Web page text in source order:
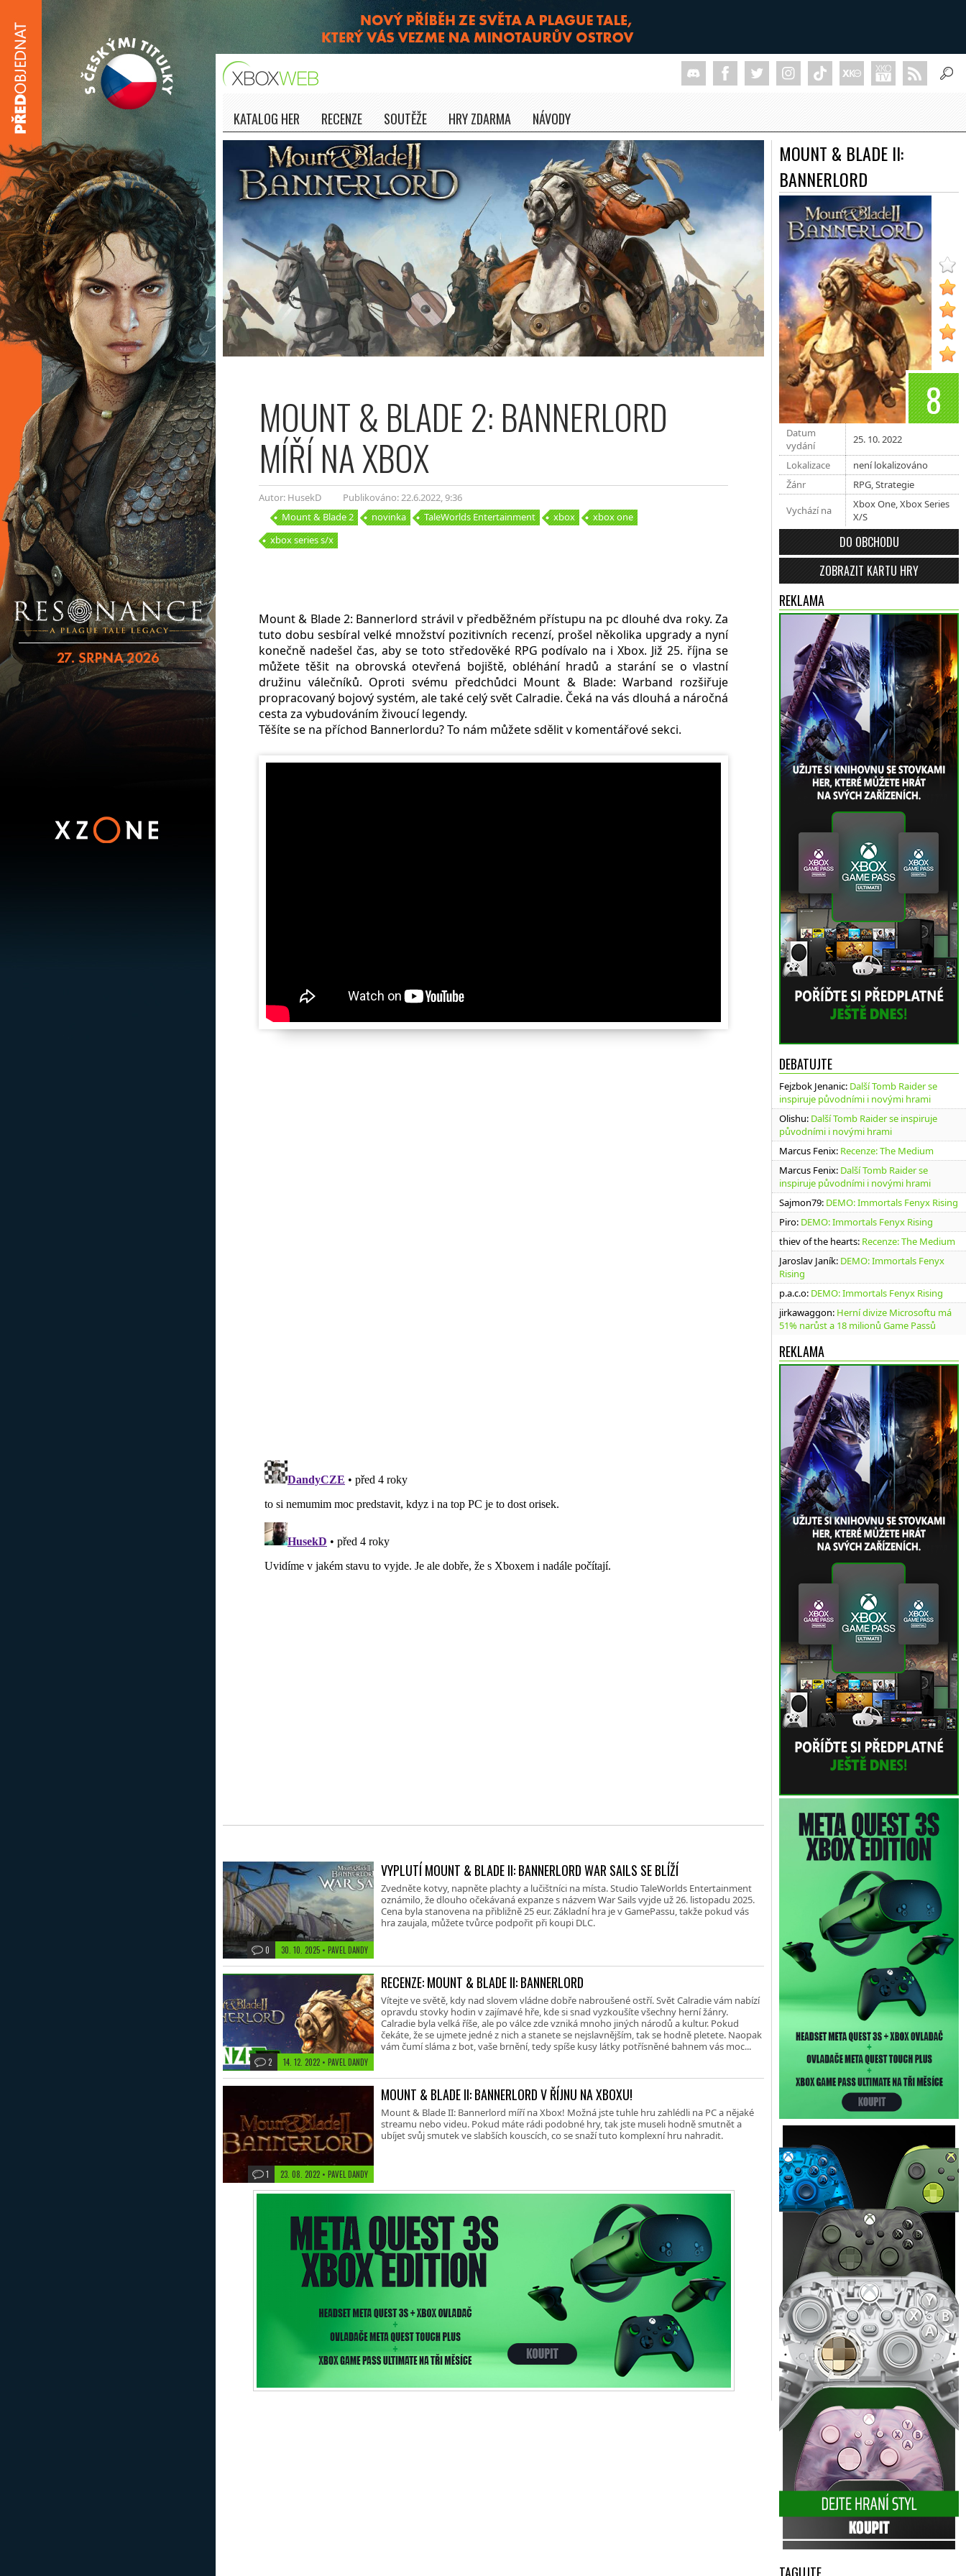
KATALOG HER RECENZE SOUTĚŽE HRY ZDARMA NÁVODY
MOUNT & BLADE II:
BANNERLORD
8
Datum
vydání
25. 10. 2022
Lokalizace
není lokalizováno
Žánr
RPG,Strategie
Vychází na
Xbox One,Xbox Series
X/S
DO OBCHODU
ZOBRAZIT KARTU HRY
REKLAMA
DEBATUJTE
Fejzbok Jenanic: Další Tomb Raider se
inspiruje původními i novými hrami
Olishu: Další Tomb Raider se inspiruje
původními i novými hrami
Marcus Fenix: Recenze: The Medium
Marcus Fenix: Další Tomb Raider se
inspiruje původními i novými hrami
Sajmon79: DEMO: Immortals Fenyx Rising
Piro: DEMO: Immortals Fenyx Rising
thiev of the hearts: Recenze: The Medium
Jaroslav Janík: DEMO: Immortals Fenyx
Rising
p.a.c.o: DEMO: Immortals Fenyx Rising
jirkawaggon: Herní divize Microsoftu má
51% narůst a 18 milionů Game Passů
REKLAMA
TAGUJTE
MOUNT & BLADE 2: BANNERLORD
MÍŘÍ NA XBOX
Autor: HusekD Publikováno: 22.6.2022, 9:36
Mount & Blade 2
novinka TaleWorlds Entertainment xbox
xbox one
xbox series s/x
Mount & Blade 2: Bannerlord strávil v předběžném přístupu na pc dlouhé dva roky. Za
tuto dobu sesbíral velké množství pozitivních recenzí, prošel několika upgrady a nyní
konečně nadešel čas, aby se toto středověké RPG podívalo na i Xbox. Již 25. října se
můžete těšit na obrovská otevřená bojiště, obléhání hradů a starání se o vlastní
družinu válečníků. Oproti svému předchůdci Mount & Blade: Warband rozšiřuje
propracovaný bojový systém, ale také celý svět Calradie. Čeká na vás dlouhá a náročná
cesta za vybudováním živoucí legendy.
Těšíte se na příchod Bannerlordu? To nám můžete sdělit v komentářové sekci.
30. 10. 2025 • PAVEL DANDY
0
VYPLUTÍ MOUNT & BLADE II: BANNERLORD WAR SAILS SE BLÍŽÍ
Zvedněte kotvy, napněte plachty a lučištníci na místa. Studio TaleWorlds Entertainment
oznámilo, že dlouho očekávaná expanze s názvem War Sails vyjde už 26. listopadu 2025.
Cena byla stanovena na přibližně 25 eur. Základní hra je v GamePassu, takže pokud vás
hra zaujala, můžete tvůrce podpořit při koupi DLC.
14. 12. 2022 • PAVEL DANDY
2
RECENZE: MOUNT & BLADE II: BANNERLORD
Vítejte ve světě, kdy nad slovem vládne dobře nabroušené ostří. Svět Calradie vám nabízí
opravdu stovky hodin v zajímavé hře, kde si snad vyzkoušíte všechny herní žánry.
Calradie byla velká říše, ale po válce zde vzniká mnoho jiných národů a kultur. Pokud
čekáte, že se ujmete jedné z nich a stanete se nejslavnějším, tak se hodně pletete. Naopak
vám čumí sláma z bot, vaše brnění, tedy spíše kusy látky potřísněné bahnem vás moc...
23. 08. 2022 • PAVEL DANDY
1
MOUNT & BLADE II: BANNERLORD V ŘÍJNU NA XBOXU!
Mount & Blade II: Bannerlord míří na Xbox! Možná jste tuhle hru zahlédli na PC a nějaké
streamu nebo videu. Pokud máte rádi podobné hry, tak jste museli hodně smutnět a
ubíjet svůj smutek ve slabších kouscích, co se snaží tuto komplexní hru nahradit.